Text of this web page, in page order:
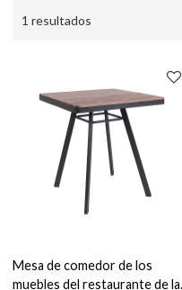
1 resultados
Mesa de comedor de los
muebles del restaurante de la